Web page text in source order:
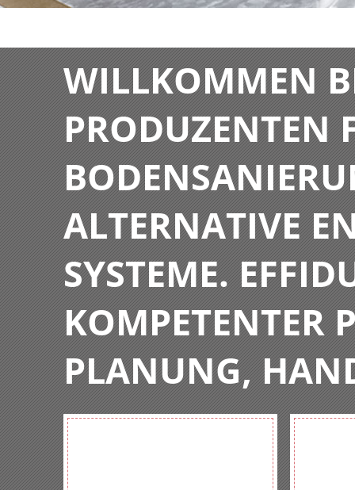
WILLKOMMEN
PRODUZENTEN
ALTERNATIVE
SYSTEME.
KOMPETENTER
PLANUNG,